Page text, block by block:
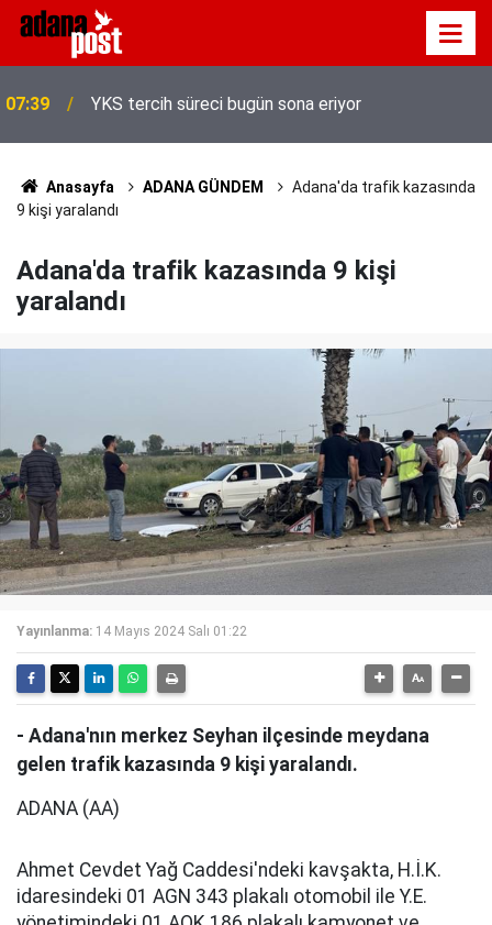
07:35
Anlaşması'na özel iletişim kampanyası
Anasayfa ADANA GÜNDEM
Adana'da trafik kazasında
9 kişi yaralandı
Adana'da trafik kazasında 9 kişi
yaralandı
Yayınlanma: 14 Mayıs 2024 Salı 01:22
- Adana'nın merkez Seyhan ilçesinde meydana
gelen trafik kazasında 9 kişi yaralandı.
ADANA (AA)
Ahmet Cevdet Yağ Caddesi'ndeki kavşakta, H.İ.K.
idaresindeki 01 AGN 343 plakalı otomobil ile Y.E.